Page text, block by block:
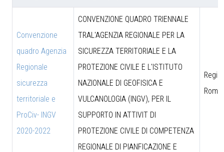
Convenzione
quadro Agenzia
Regionale
sicurezza
territoriale e
ProCiv- INGV
2020-2022
CONVENZIONE QUADRO TRIENNALE
TRAL'AGENZIA REGIONALE PER LA
SICUREZZA TERRITORIALE E LA
PROTEZIONE CIVILE E L'ISTITUTO
NAZIONALE DI GEOFISICA E
VULCANOLOGIA (INGV), PER IL
SUPPORTO IN ATTIVIT DI
PROTEZIONE CIVILE DI COMPETENZA
REGIONALE DI PIANFICAZIONE E